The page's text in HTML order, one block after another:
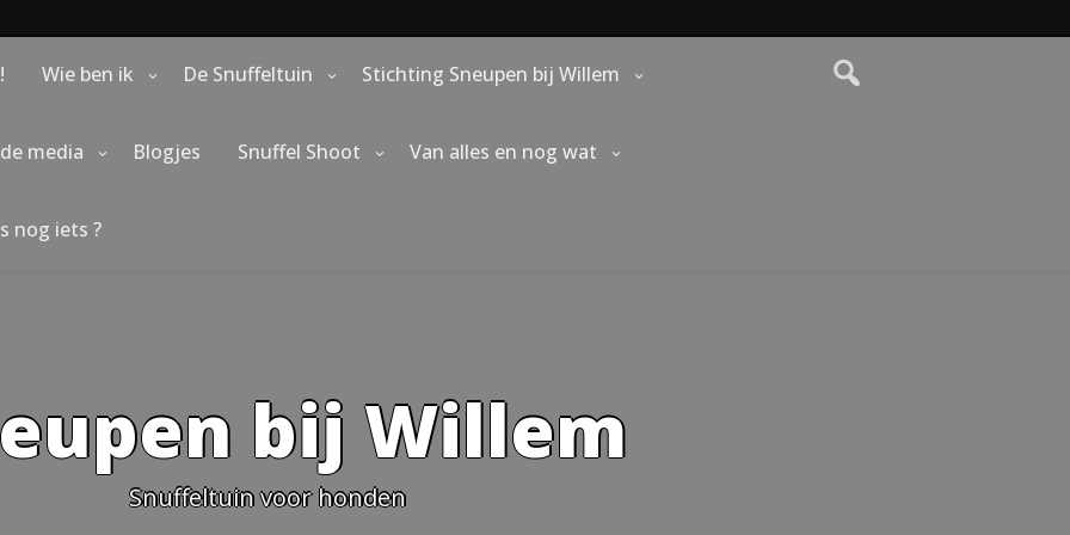
Wie ben ik De Snuffeltuin Stichting Sneupen bij Willem
media Blogjes Snuffel Shoot Van alles en nog wat
nog iets ?
bij Willem
Snuffeltuin voor honden